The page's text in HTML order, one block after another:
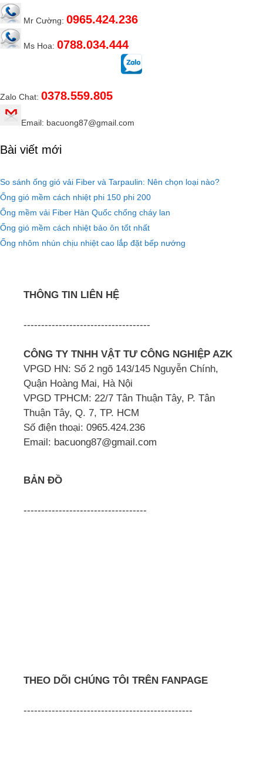
Mr Cường: 0965.424.236
Ms Hoa: 0788.034.444
Zalo Chat: 0378.559.805
Email: bacuong87@gmail.com
Bài viết mới
So sánh ống gió vải Fiber và Tarpaulin: Nên chọn loại nào?
Ống gió mềm cách nhiệt phi 150 phi 200
Ống mềm vải Fiber Hàn Quốc chống cháy lan
Ống gió mềm cách nhiệt bảo ôn tốt nhất
Ống nhôm nhún chịu nhiệt cao lắp đặt bếp nướng
THÔNG TIN LIÊN HỆ
------------------------------------
CÔNG TY TNHH VẬT TƯ CÔNG NGHIỆP AZK
VPGD HN: Số 2 ngõ 143/145 Nguyễn Chính,
Quận Hoàng Mai, Hà Nội
VPGD TPHCM: 22/7 Tân Thuận Tây, P. Tân
Thuận Tây, Q. 7, TP. HCM
Số điện thoại: 0965.424.236
Email: bacuong87@gmail.com
BẢN ĐỒ
-----------------------------------
THEO DÕI CHÚNG TÔI TRÊN FANPAGE
------------------------------------------------